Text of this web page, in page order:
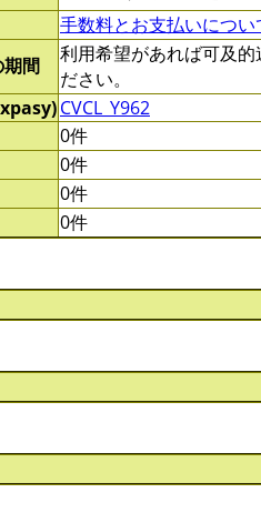
手数料とお支払いにつ
間
利用希望があれば可及
ださい。
CVCL_Y962
0件
0件
0件
0件